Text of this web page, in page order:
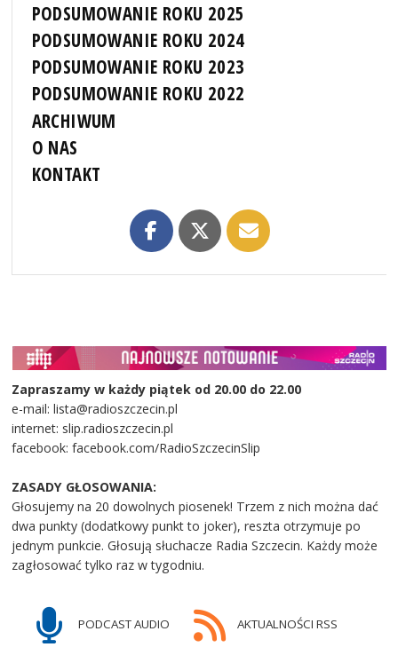
PODSUMOWANIE ROKU 2025
PODSUMOWANIE ROKU 2024
PODSUMOWANIE ROKU 2023
PODSUMOWANIE ROKU 2022
ARCHIWUM
O NAS
KONTAKT
Zapraszamy w każdy piątek od 20.00 do 22.00
e-mail: lista@radioszczecin.pl
internet: slip.radioszczecin.pl
facebook: facebook.com/RadioSzczecinSlip
ZASADY GŁOSOWANIA:
Głosujemy na 20 dowolnych piosenek! Trzem z nich można dać
dwa punkty (dodatkowy punkt to joker), reszta otrzymuje po
jednym punkcie. Głosują słuchacze Radia Szczecin. Każdy może
zagłosować tylko raz w tygodniu.
PODCAST AUDIO AKTUALNOŚCI RSS